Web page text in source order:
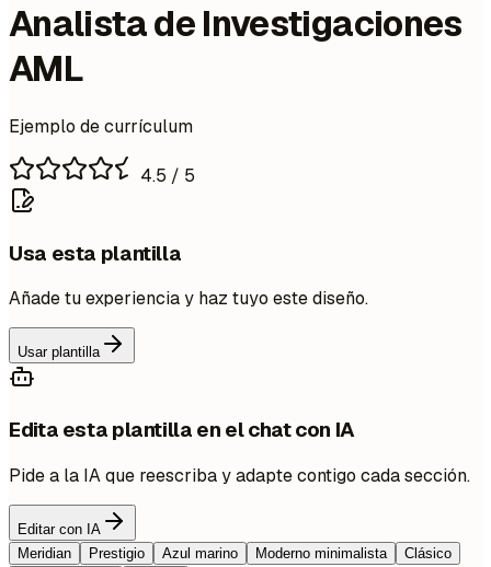
Analista de Investigaciones
AML
Ejemplo de currículum
4.5 / 5
Usa esta plantilla
Añade tu experiencia y haz tuyo este diseño.
Usar plantilla
Edita esta plantilla en el chat con IA
Pide a la IA que reescriba y adapte contigo cada sección.
Editar con IA
Meridian
Prestigio Azul marino Moderno minimalista
Clásico